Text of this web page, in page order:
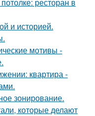
и историей.
мотивы -
квартира -
зонирование.
которые делают